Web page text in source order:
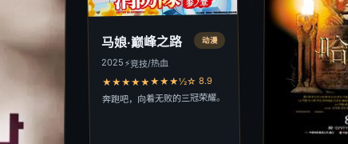
马娘·巅峰之路 动漫
2025 ⚡竞技/热血
★★★★★★★★½☆ 8.9
奔跑吧，向着无败的三冠荣耀。